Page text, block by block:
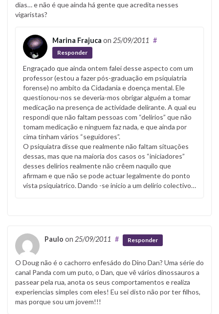
dias… e não é que ainda há gente que acredita nesses
vigaristas?
Marina Frajuca on 25/09/2011 #
Responder
Engraçado que ainda ontem falei desse aspecto com um
professor (estou a fazer pós-graduação em psiquiatria
forense) no ambito da Cidadania e doença mental. Ele
questionou-nos se deveria-mos obrigar alguém a tomar
medicação na presença de actividade delirante. A qual eu
respondi que não faltam pessoas com “delirios” que não
tomam medicação e ninguem faz nada, e que ainda por
cima tinham vários “seguidores”.
O psiquiatra disse que realmente não faltam situações
dessas, mas que na maioria dos casos os “iniciadores”
desses delirios realmente não crêem naquilo que
afirmam e que não se pode actuar legalmente do ponto
vista psiquiatrico. Dando -se inicio a um delirio colectivo…
Paulo on 25/09/2011 # Responder
O Doug não é o cachorro enfesádo do Dino Dan? Uma série do
canal Panda com um puto, o Dan, que vê vários dinossauros a
passear pela rua, anota os seus comportamentos e realiza
experiencias simples com eles! Eu sei disto não por ter filhos,
mas porque sou um jovem!!!